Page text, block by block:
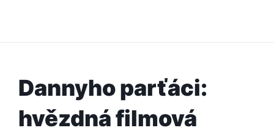
Dannyho parťáci:
hvězdná filmová